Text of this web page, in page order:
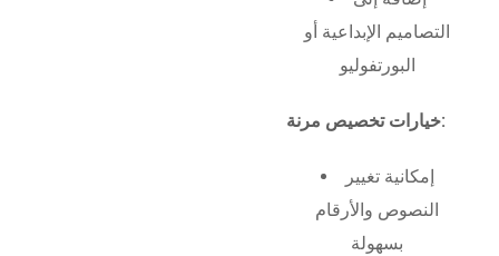
التصاميم الإبداعية أو
البورتفوليو
خيارات تخصيص مرنة:
إمكانية تغيير
النصوص والأرقام
بسهولة